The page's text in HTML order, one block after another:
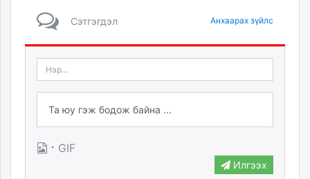
Сэтгэгдэл Анхаарах зүйлс
· GIF
Илгээх